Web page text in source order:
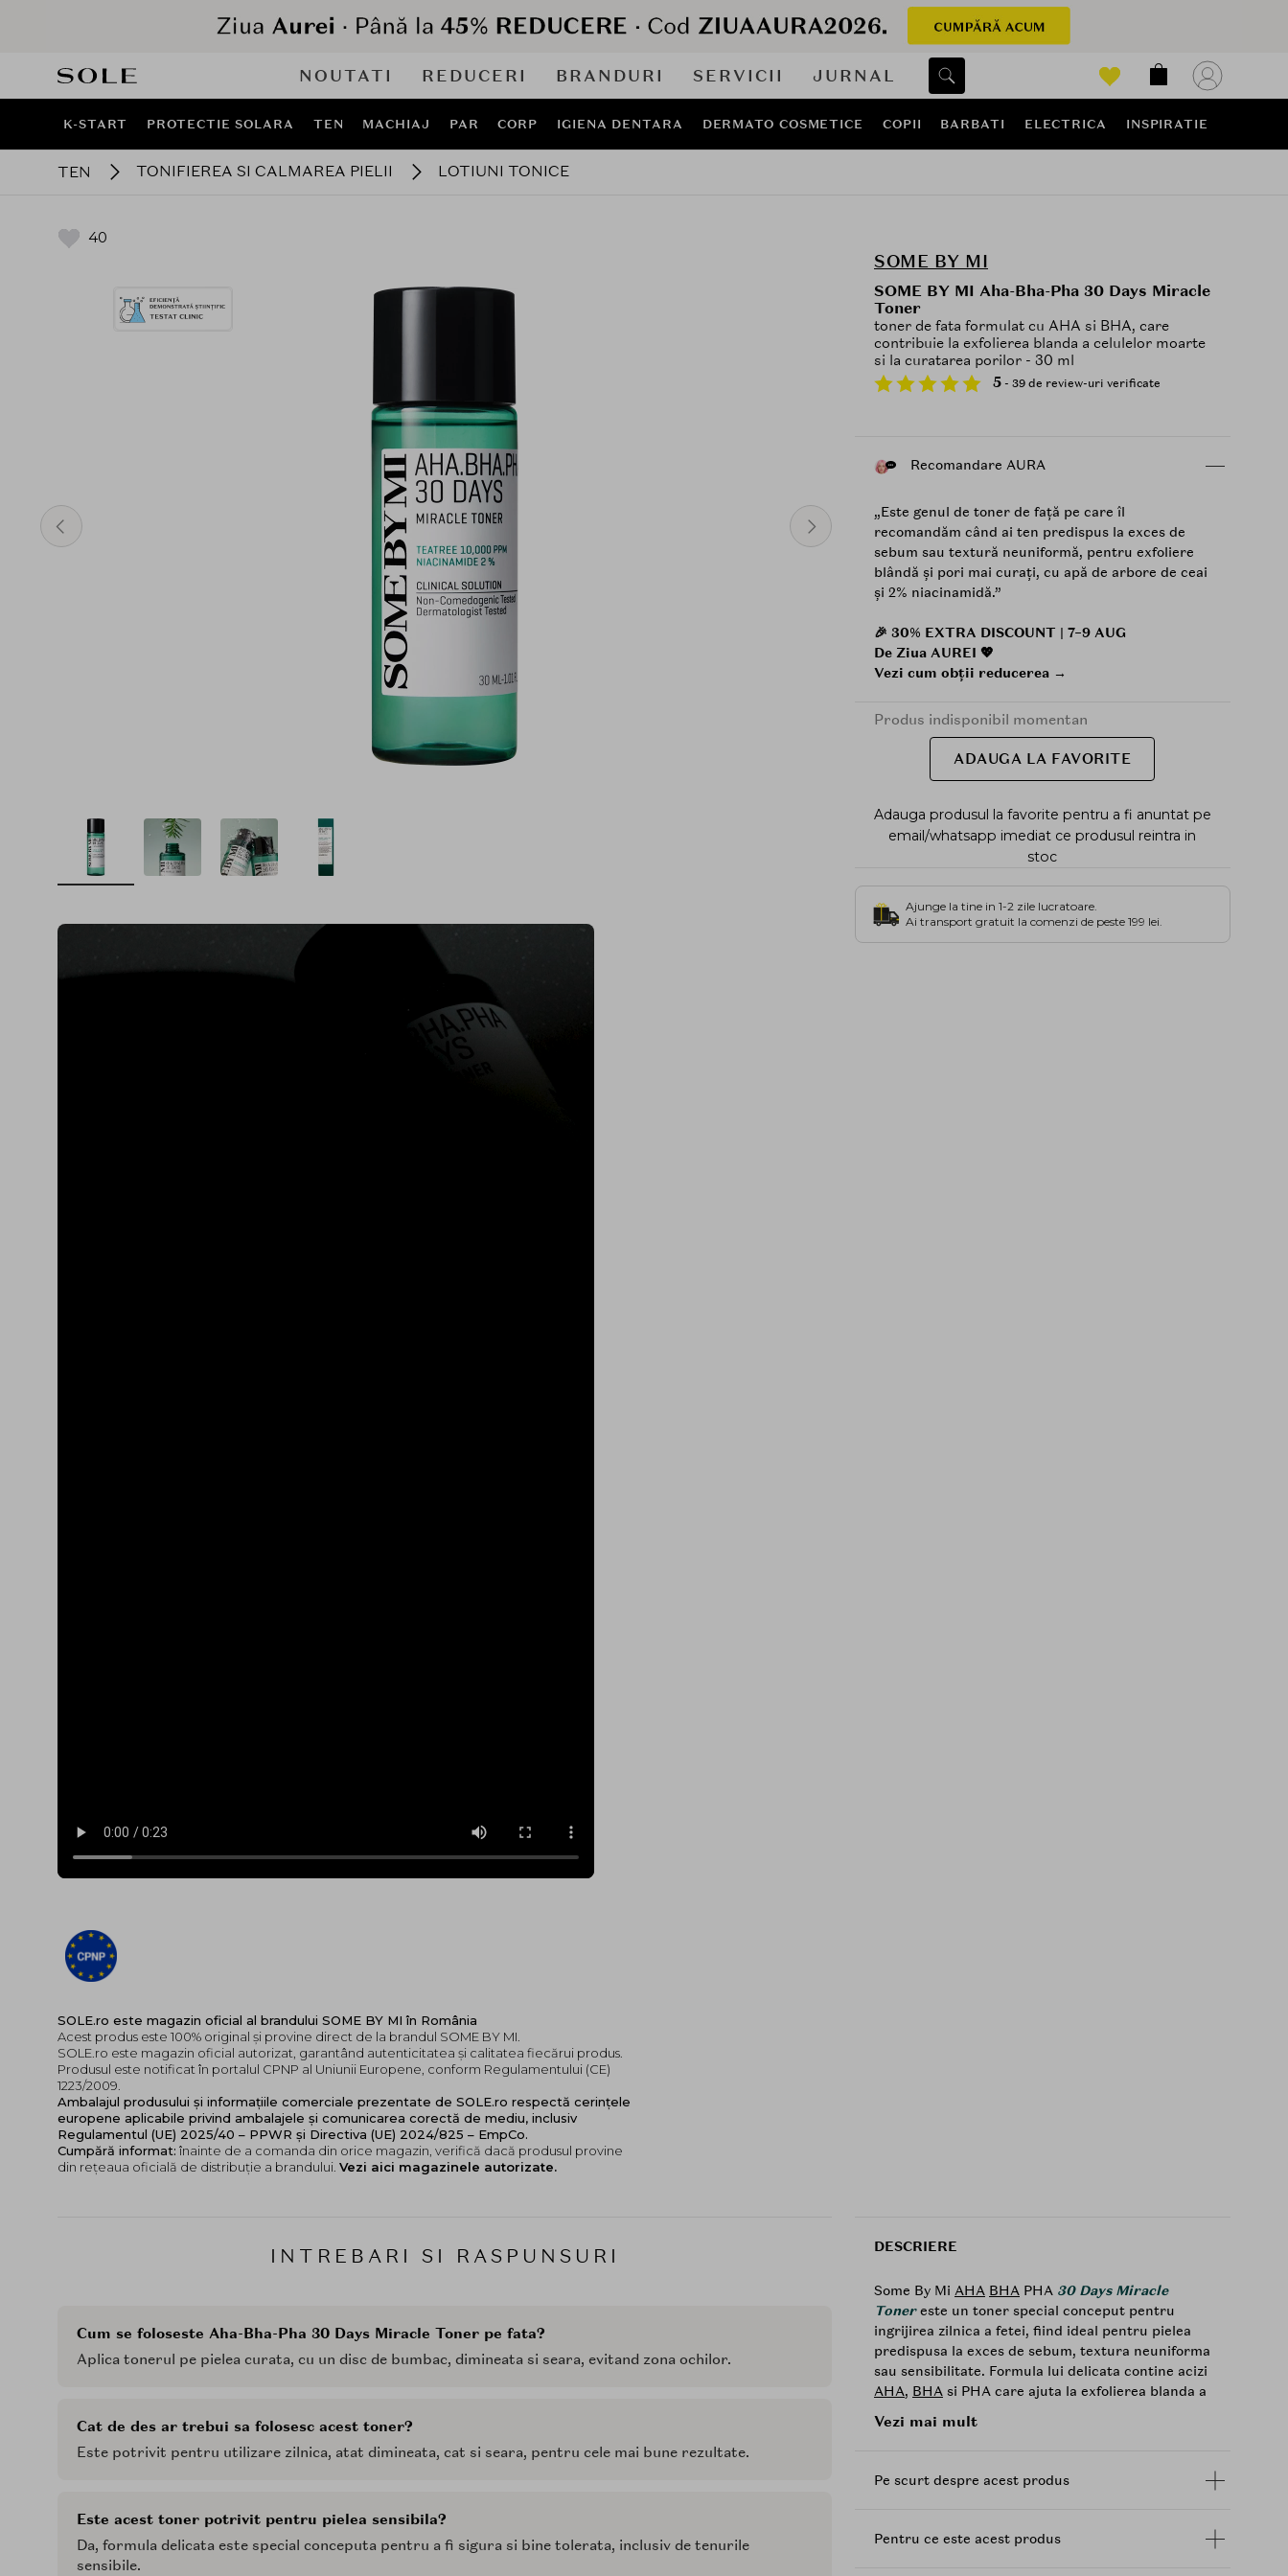
NOUTATI REDUCERI BRANDURI SERVICII JURNAL
K-START PROTECTIE SOLARA TEN MACHIAJ PAR CORP IGIENA DENTARA DERMATO COSMETICE COPII BARBATI ELECTRICA INSPIRATIE
TEN TONIFIEREA SI CALMAREA PIELII LOTIUNI TONICE
40
SOLE.ro este magazin oficial al brandului SOME BY MI în România
Acest produs este 100% original și provine direct de la brandul SOME BY MI.
SOLE.ro este magazin oficial autorizat, garantând autenticitatea și calitatea fiecărui produs.
Produsul este notificat în portalul CPNP al Uniunii Europene, conform Regulamentului (CE)
1223/2009.
Ambalajul produsului și informațiile comerciale prezentate de SOLE.ro respectă cerințele
europene aplicabile privind ambalajele și comunicarea corectă de mediu, inclusiv
Regulamentul (UE) 2025/40 – PPWR și Directiva (UE) 2024/825 – EmpCo.
Cumpără informat: înainte de a comanda din orice magazin, verifică dacă produsul provine
din rețeaua oficială de distribuție a brandului. Vezi aici magazinele autorizate.
SOME BY MI
SOME BY MI Aha-Bha-Pha 30 Days Miracle
Toner
toner de fata formulat cu AHA si BHA, care
contribuie la exfolierea blanda a celulelor moarte
si la curatarea porilor - 30 ml
5 - 39 de review-uri verificate
Recomandare AURA
„Este genul de toner de față pe care îl
recomandăm când ai ten predispus la exces de
sebum sau textură neuniformă, pentru exfoliere
blândă și pori mai curați, cu apă de arbore de ceai
și 2% niacinamidă.”
🎉 30% EXTRA DISCOUNT | 7–9 AUG
De Ziua AUREI 💖
Vezi cum obții reducerea →
Produs indisponibil momentan
ADAUGA LA FAVORITE
Adauga produsul la favorite pentru a fi anuntat pe
email/whatsapp imediat ce produsul reintra in
stoc
Ajunge la tine in 1-2 zile lucratoare.
Ai transport gratuit la comenzi de peste 199 lei.
INTREBARI SI RASPUNSURI
Cum se foloseste Aha-Bha-Pha 30 Days Miracle Toner pe fata?
Aplica tonerul pe pielea curata, cu un disc de bumbac, dimineata si seara, evitand zona ochilor.
Cat de des ar trebui sa folosesc acest toner?
Este potrivit pentru utilizare zilnica, atat dimineata, cat si seara, pentru cele mai bune rezultate.
Este acest toner potrivit pentru pielea sensibila?
Da, formula delicata este special conceputa pentru a fi sigura si bine tolerata, inclusiv de tenurile
sensibile.
DESCRIERE
Some By Mi AHA BHA PHA 30 Days Miracle
Tonereste un toner special conceput pentru
ingrijirea zilnica a fetei, fiind ideal pentru pielea
predispusa la exces de sebum, textura neuniforma
sau sensibilitate. Formula lui delicata contine acizi
AHA, BHA si PHA care ajuta la exfolierea blanda a
reinnoirea pielii, oferind un aspect mai neted si
Un element central al formulei este apa din frunze
contribuie la echilibrarea pielii si la reducerea
Vezi mai mult
Pe scurt despre acest produs
Pentru ce este acest produs